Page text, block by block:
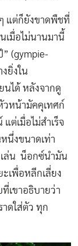
แต่ก็ยังขาดพืชที่
เมื่อไม่นานมานี้
(gympie-
ยิ่งใน
นได้ หลังจากดู
หน้ามัคคุเทศก์
ต่เมื่อไม่สำเร็จ
นึ่งขนาดเท่า
เล่น น็อกซ์นำมัน
เพื่อหลีกเลี่ยง
เขาอธิบายว่า
ดใส่ตัว ทุก